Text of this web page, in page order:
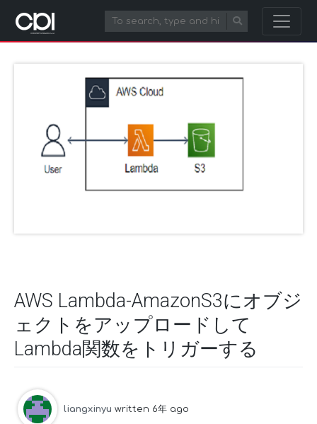
AWS Lambda-AmazonS3にオブジ
ェクトをアップロードして
Lambda関数をトリガーする
liangxinyu written 6年 ago